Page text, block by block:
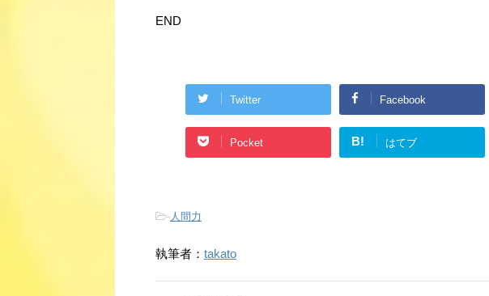
END
Twitter Facebook
Pocket B! はてブ
-人間力
執筆者： takato